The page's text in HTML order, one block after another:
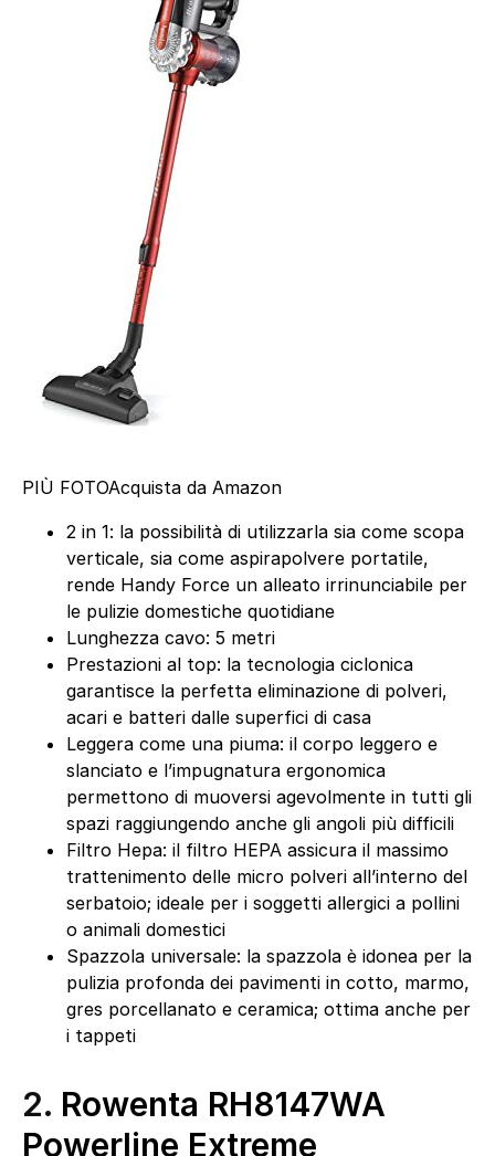
PIÙ FOTOAcquista da Amazon
2 in 1: la possibilità di utilizzarla sia come scopa
verticale, sia come aspirapolvere portatile,
rende Handy Force un alleato irrinunciabile per
le pulizie domestiche quotidiane
Lunghezza cavo: 5 metri
Prestazioni al top: la tecnologia ciclonica
garantisce la perfetta eliminazione di polveri,
acari e batteri dalle superfici di casa
Leggera come una piuma: il corpo leggero e
slanciato e l’impugnatura ergonomica
permettono di muoversi agevolmente in tutti gli
spazi raggiungendo anche gli angoli più difficili
Filtro Hepa: il filtro HEPA assicura il massimo
trattenimento delle micro polveri all’interno del
serbatoio; ideale per i soggetti allergici a pollini
o animali domestici
Spazzola universale: la spazzola è idonea per la
pulizia profonda dei pavimenti in cotto, marmo,
gres porcellanato e ceramica; ottima anche per
i tappeti
2. Rowenta RH8147WA
Powerline Extreme